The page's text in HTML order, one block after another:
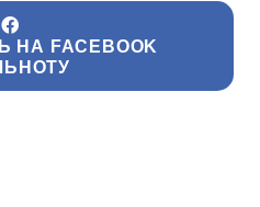
НА FACEBOOK